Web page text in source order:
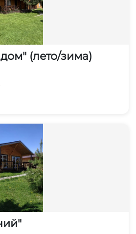
(лето/зима)